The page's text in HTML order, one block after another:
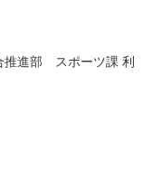
推進部 スポーツ課 利